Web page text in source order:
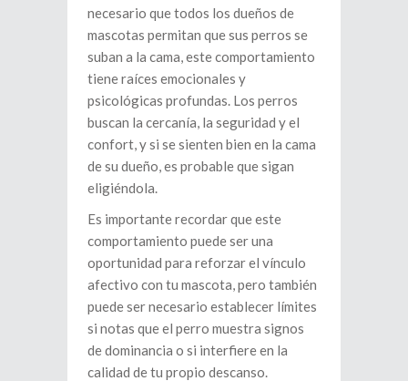
necesario que todos los dueños de
mascotas permitan que sus perros se
suban a la cama, este comportamiento
tiene raíces emocionales y
psicológicas profundas. Los perros
buscan la cercanía, la seguridad y el
confort, y si se sienten bien en la cama
de su dueño, es probable que sigan
eligiéndola.
Es importante recordar que este
comportamiento puede ser una
oportunidad para reforzar el vínculo
afectivo con tu mascota, pero también
puede ser necesario establecer límites
si notas que el perro muestra signos
de dominancia o si interfiere en la
calidad de tu propio descanso.